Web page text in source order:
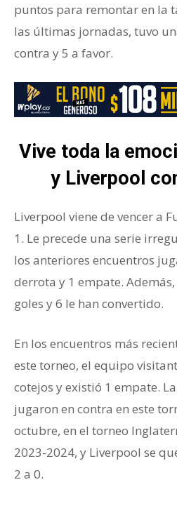
puntos para remontar en la
las últimas jornadas, tuvo
contra y 5 a favor.
Vive toda la
y Liverpool
Liverpool viene de vencer a
1. Le precede una serie
los anteriores encuentros
derrota y 1 empate.
goles y 6 le han convertido.
En los encuentros más
este torneo, el equipo
cotejos y existió 1 empate.
jugaron en contra en este
octubre, en el torneo
2023-2024, y Liverpool se
2 a 0.